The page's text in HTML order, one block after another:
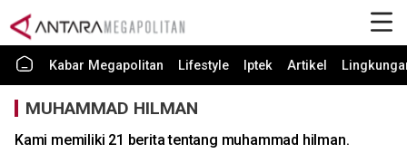
Kabar Megapolitan Lifestyle Iptek Artikel
MUHAMMAD HILMAN
Kami memiliki 21 berita tentang muhammad hilman.